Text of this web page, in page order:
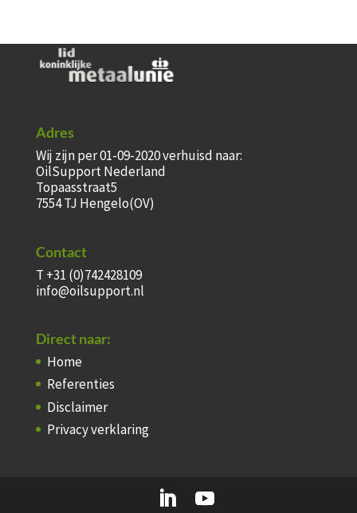
Adres
Wij zijn per 01-09-2020 verhuisd naar:
OilSupport Nederland
Topaasstraat5
7554 TJ Hengelo(OV)
Contact
T +31 (0)742428109
info@oilsupport.nl
Direct naar:
Home
Referenties
Disclaimer
Privacy verklaring